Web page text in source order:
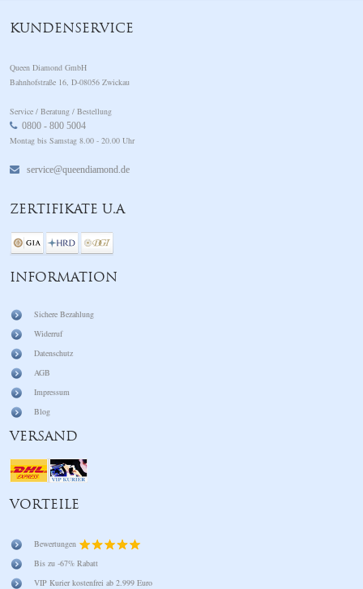
KUNDENSERVICE
Queen Diamond GmbH
Bahnhofstraße 16, D-08056 Zwickau
Service / Beratung / Bestellung
0800 - 800 5004
Montag bis Samstag 8.00 - 20.00 Uhr
service@queendiamond.de
ZERTIFIKATE U.A
INFORMATION
Sichere Bezahlung
Widerruf
Datenschutz
AGB
Impressum
Blog
VERSAND
VORTEILE
Bewertungen
Bis zu -67% Rabatt
VIP Kurier kostenfrei ab 2.999 Euro